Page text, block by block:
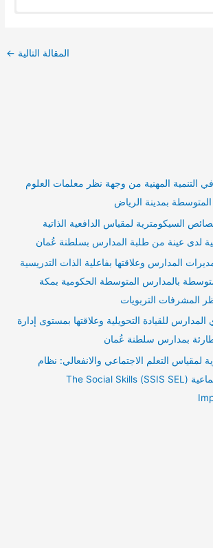
المقالة التالية ←
التنمية المهنية من وجهة نظر معلمات العلوم
بمدينة الرياض
السيكومترية لمقياس الدافعية الذاتية
لدى عينة من طلبة المدارس بسلطنة عُمان
المدارس وعلاقتها بفاعلية الذات التدريسية
بالمدارس المتوسطة الحكومية بمكة
المشرفات التربويات
للقيادة التحويلية وعلاقتها بمستوى إدارة
بمدارس سلطنة عُمان
لمقياس التعلم الاجتماعي والانفعالي: نظام
تطوير المهارات الاجتماعية (SSIS SEL) The Social Skills